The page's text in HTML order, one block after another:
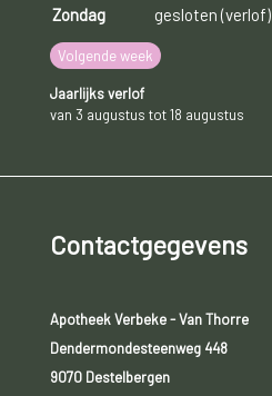
Zondag
gesloten (verlof)
Volgende week
Jaarlijks verlof
van 3 augustus tot 18 augustus
Contactgegevens
Apotheek Verbeke - Van Thorre
Dendermondesteenweg 448
9070 Destelbergen